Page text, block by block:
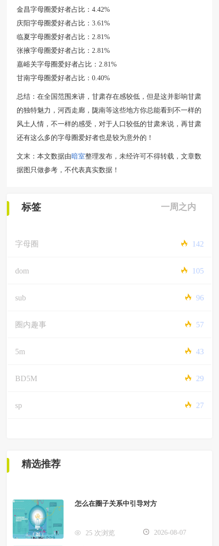
金昌字母圈爱好者占比：4.42%
庆阳字母圈爱好者占比：3.61%
临夏字母圈爱好者占比：2.81%
张掖字母圈爱好者占比：2.81%
嘉峪关字母圈爱好者占比：2.81%
甘南字母圈爱好者占比：0.40%
总结：在全国范围来讲，甘肃存在感较低，但是这并影响甘肃
的独特魅力，河西走廊，陇南等这些地方你总能看到不一样的
风土人情，不一样的感受，对于人口较低的甘肃来说，再甘肃
还有这么多的字母圈爱好者也是较为意外的！
文末：本文数据由暗室整理发布，未经许可不得转载，文章数
据图只做参考，不代表真实数据！
标签 一周之内
字母圈 142
dom 105
sub 96
圈内趣事 57
5m 43
BD5M 29
sp 27
精选推荐
怎么在圈子关系中引导对方
25 次浏览 2026-08-07